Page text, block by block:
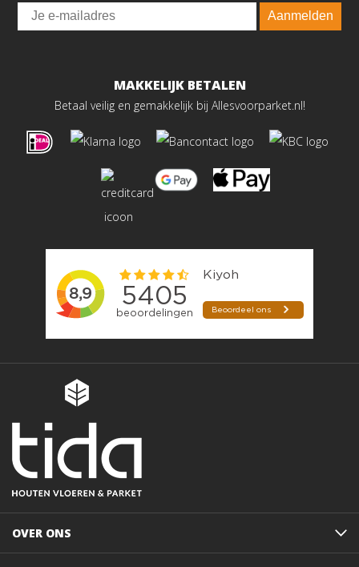
Email
Aanmelden
MAKKELIJK BETALEN
Betaal veilig en gemakkelijk bij Allesvoorparket.nl!
OVER ONS